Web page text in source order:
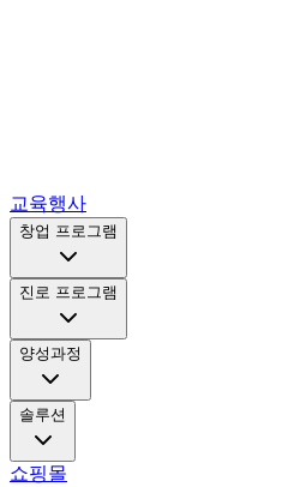
교육행사
창업 프로그램
진로 프로그램
양성과정
솔루션
쇼핑몰